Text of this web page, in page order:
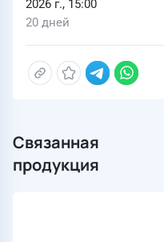
2026 г., 15:00
20 дней
Связанная
продукция